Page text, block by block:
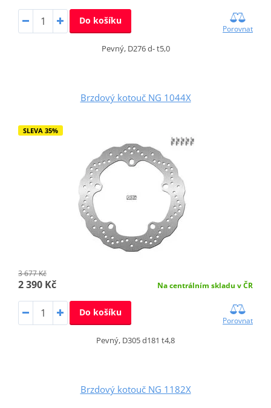
Do košíku
Porovnat
Pevný, D276 d- t5,0
Brzdový kotouč NG 1044X
SLEVA 35%
3 677 Kč
2 390 Kč Na centrálním skladu v ČR
Do košíku
Porovnat
Pevný, D305 d181 t4,8
Brzdový kotouč NG 1182X